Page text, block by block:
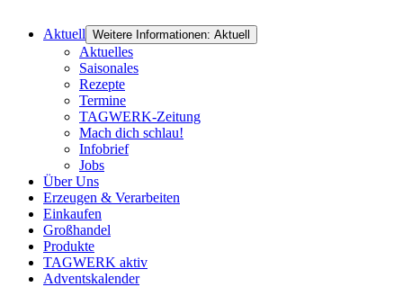
Aktuell Weitere Informationen: Aktuell
Aktuelles
Saisonales
Rezepte
Termine
TAGWERK-Zeitung
Mach dich schlau!
Infobrief
Jobs
Über Uns
Erzeugen & Verarbeiten
Einkaufen
Großhandel
Produkte
TAGWERK aktiv
Adventskalender